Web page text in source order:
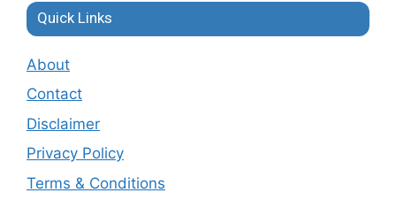
Quick Links
About
Contact
Disclaimer
Privacy Policy
Terms & Conditions